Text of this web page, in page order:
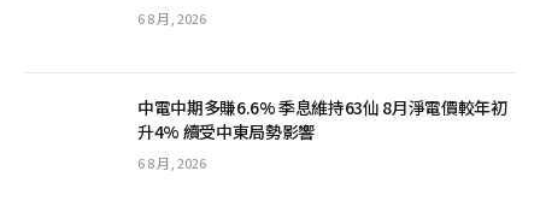
6 8 月, 2026
中電中期多賺6.6% 季息維持63仙 8月淨電價較年初
升4% 續受中東局勢影響
6 8 月, 2026